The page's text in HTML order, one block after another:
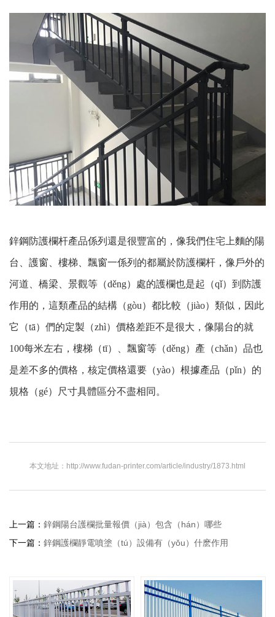
鋅鋼防護欄杆產品係列還是很豐富的，像我們住宅上麵的陽
台、護窗、樓梯、飄窗一係列的都屬於防護欄杆，像戶外的
河道、橋梁、景觀等（děng）處的護欄也是起（qǐ）到防護
作用的，這類產品的結構（gòu）都比較（jiào）類似，因此
它（tā）們的定製（zhì）價格差距不是很大，像陽台的就
100每米左右，樓梯（tī）、飄窗等（děng）產（chǎn）品也
是差不多的價格，核定價格還要（yào）根據產品（pǐn）的
規格（gé）尺寸具體區分不盡相同。
本文地址：http://www.fudan-printer.com/article/industry/1873.html
上一篇： 鋅鋼陽台護欄批量報價（jià）包含（hán）哪些
下一篇： 鋅鋼護欄靜電噴塗（tú）設備有（yǒu）什麽作用